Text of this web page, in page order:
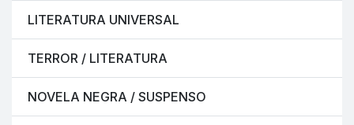
LITERATURA UNIVERSAL
TERROR / LITERATURA
NOVELA NEGRA / SUSPENSO